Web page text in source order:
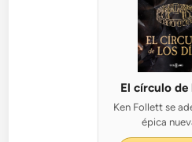
El círculo de
Ken Follett se
épica